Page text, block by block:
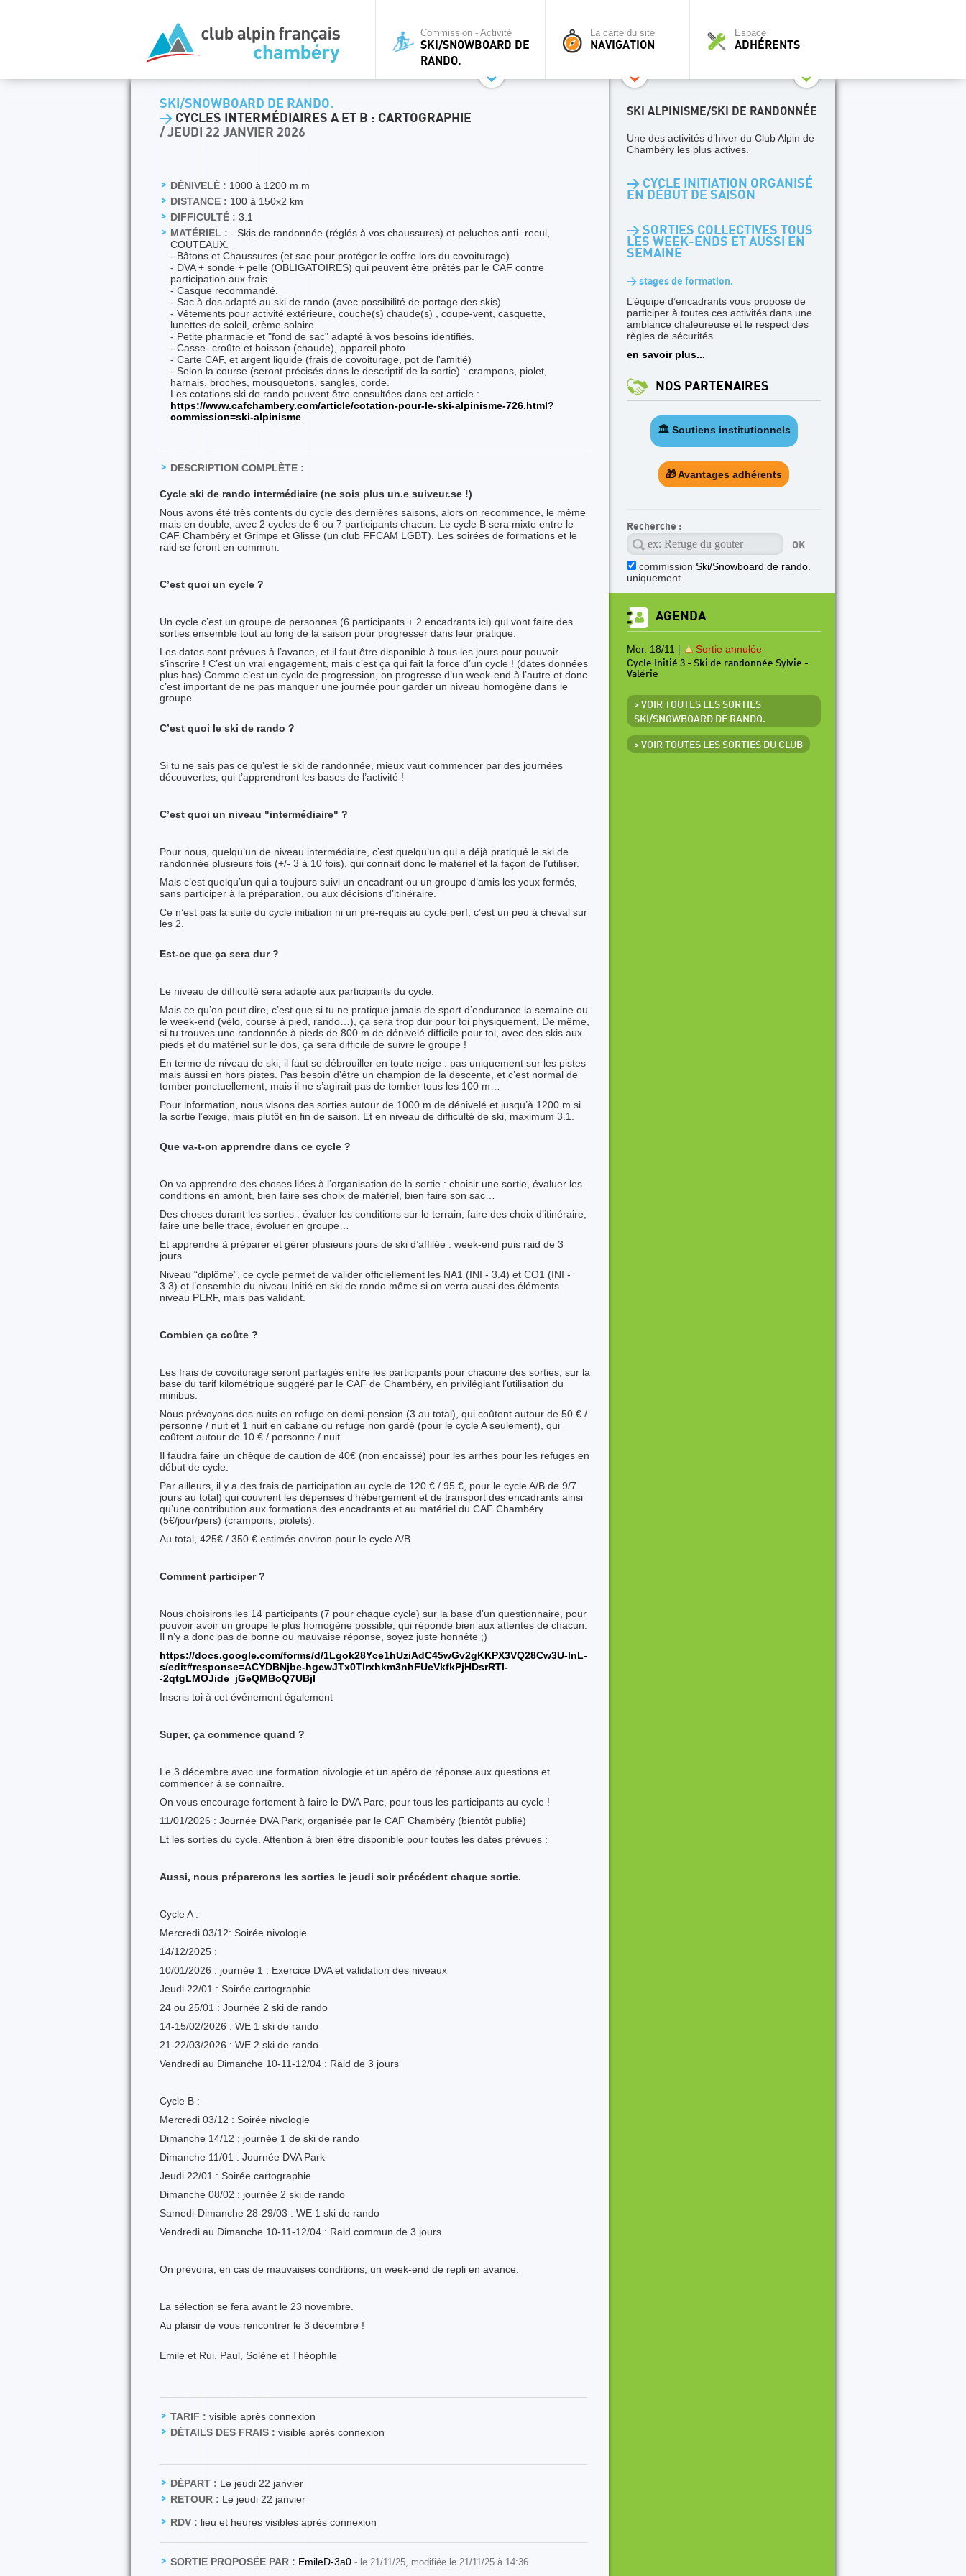
Commission - Activité
SKI/SNOWBOARD DE
RANDO.
La carte du site
NAVIGATION
Espace
ADHÉRENTS
SKI/SNOWBOARD DE RANDO.
> CYCLES INTERMÉDIAIRES A ET B : CARTOGRAPHIE
/ JEUDI 22 JANVIER 2026
DÉNIVELÉ : 1000 à 1200 m m
DISTANCE : 100 à 150x2 km
DIFFICULTÉ : 3.1
MATÉRIEL : - Skis de randonnée (réglés à vos chaussures) et peluches anti- recul,
COUTEAUX.
- Bâtons et Chaussures (et sac pour protéger le coffre lors du covoiturage).
- DVA + sonde + pelle (OBLIGATOIRES) qui peuvent être prêtés par le CAF contre
participation aux frais.
- Casque recommandé.
- Sac à dos adapté au ski de rando (avec possibilité de portage des skis).
- Vêtements pour activité extérieure, couche(s) chaude(s) , coupe-vent, casquette,
lunettes de soleil, crème solaire.
- Petite pharmacie et "fond de sac" adapté à vos besoins identifiés.
- Casse- croûte et boisson (chaude), appareil photo.
- Carte CAF, et argent liquide (frais de covoiturage, pot de l'amitié)
- Selon la course (seront précisés dans le descriptif de la sortie) : crampons, piolet,
harnais, broches, mousquetons, sangles, corde.
Les cotations ski de rando peuvent être consultées dans cet article :
https://www.cafchambery.com/article/cotation-pour-le-ski-alpinisme-726.html?
commission=ski-alpinisme
DESCRIPTION COMPLÈTE :
Cycle ski de rando intermédiaire (ne sois plus un.e suiveur.se !)
Nous avons été très contents du cycle des dernières saisons, alors on recommence, le même
mais en double, avec 2 cycles de 6 ou 7 participants chacun. Le cycle B sera mixte entre le
CAF Chambéry et Grimpe et Glisse (un club FFCAM LGBT). Les soirées de formations et le
raid se feront en commun.
C’est quoi un cycle ?
Un cycle c’est un groupe de personnes (6 participants + 2 encadrants ici) qui vont faire des
sorties ensemble tout au long de la saison pour progresser dans leur pratique.
Les dates sont prévues à l’avance, et il faut être disponible à tous les jours pour pouvoir
s’inscrire ! C’est un vrai engagement, mais c’est ça qui fait la force d’un cycle ! (dates données
plus bas) Comme c’est un cycle de progression, on progresse d’un week-end à l’autre et donc
c’est important de ne pas manquer une journée pour garder un niveau homogène dans le
groupe.
C’est quoi le ski de rando ?
Si tu ne sais pas ce qu’est le ski de randonnée, mieux vaut commencer par des journées
découvertes, qui t’apprendront les bases de l’activité !
C’est quoi un niveau "intermédiaire" ?
Pour nous, quelqu’un de niveau intermédiaire, c’est quelqu’un qui a déjà pratiqué le ski de
randonnée plusieurs fois (+/- 3 à 10 fois), qui connaît donc le matériel et la façon de l’utiliser.
Mais c’est quelqu’un qui a toujours suivi un encadrant ou un groupe d’amis les yeux fermés,
sans participer à la préparation, ou aux décisions d’itinéraire.
Ce n’est pas la suite du cycle initiation ni un pré-requis au cycle perf, c’est un peu à cheval sur
les 2.
Est-ce que ça sera dur ?
Le niveau de difficulté sera adapté aux participants du cycle.
Mais ce qu’on peut dire, c’est que si tu ne pratique jamais de sport d’endurance la semaine ou
le week-end (vélo, course à pied, rando…), ça sera trop dur pour toi physiquement. De même,
si tu trouves une randonnée à pieds de 800 m de dénivelé difficile pour toi, avec des skis aux
pieds et du matériel sur le dos, ça sera difficile de suivre le groupe !
En terme de niveau de ski, il faut se débrouiller en toute neige : pas uniquement sur les pistes
mais aussi en hors pistes. Pas besoin d’être un champion de la descente, et c’est normal de
tomber ponctuellement, mais il ne s’agirait pas de tomber tous les 100 m…
Pour information, nous visons des sorties autour de 1000 m de dénivelé et jusqu’à 1200 m si
la sortie l’exige, mais plutôt en fin de saison. Et en niveau de difficulté de ski, maximum 3.1.
Que va-t-on apprendre dans ce cycle ?
On va apprendre des choses liées à l’organisation de la sortie : choisir une sortie, évaluer les
conditions en amont, bien faire ses choix de matériel, bien faire son sac…
Des choses durant les sorties : évaluer les conditions sur le terrain, faire des choix d’itinéraire,
faire une belle trace, évoluer en groupe…
Et apprendre à préparer et gérer plusieurs jours de ski d’affilée : week-end puis raid de 3
jours.
Niveau “diplôme”, ce cycle permet de valider officiellement les NA1 (INI - 3.4) et CO1 (INI -
3.3) et l’ensemble du niveau Initié en ski de rando même si on verra aussi des éléments
niveau PERF, mais pas validant.
Combien ça coûte ?
Les frais de covoiturage seront partagés entre les participants pour chacune des sorties, sur la
base du tarif kilométrique suggéré par le CAF de Chambéry, en privilégiant l’utilisation du
minibus.
Nous prévoyons des nuits en refuge en demi-pension (3 au total), qui coûtent autour de 50 € /
personne / nuit et 1 nuit en cabane ou refuge non gardé (pour le cycle A seulement), qui
coûtent autour de 10 € / personne / nuit.
Il faudra faire un chèque de caution de 40€ (non encaissé) pour les arrhes pour les refuges en
début de cycle.
Par ailleurs, il y a des frais de participation au cycle de 120 € / 95 €, pour le cycle A/B de 9/7
jours au total) qui couvrent les dépenses d’hébergement et de transport des encadrants ainsi
qu’une contribution aux formations des encadrants et au matériel du CAF Chambéry
(5€/jour/pers) (crampons, piolets).
Au total, 425€ / 350 € estimés environ pour le cycle A/B.
Comment participer ?
Nous choisirons les 14 participants (7 pour chaque cycle) sur la base d’un questionnaire, pour
pouvoir avoir un groupe le plus homogène possible, qui réponde bien aux attentes de chacun.
Il n’y a donc pas de bonne ou mauvaise réponse, soyez juste honnête ;)
https://docs.google.com/forms/d/1Lgok28Yce1hUziAdC45wGv2gKKPX3VQ28Cw3U-lnL-
s/edit#response=ACYDBNjbe-hgewJTx0Tlrxhkm3nhFUeVkfkPjHDsrRTl-
-2qtgLMOJide_jGeQMBoQ7UBjI
Inscris toi à cet événement également
Super, ça commence quand ?
Le 3 décembre avec une formation nivologie et un apéro de réponse aux questions et
commencer à se connaître.
On vous encourage fortement à faire le DVA Parc, pour tous les participants au cycle !
11/01/2026 : Journée DVA Park, organisée par le CAF Chambéry (bientôt publié)
Et les sorties du cycle. Attention à bien être disponible pour toutes les dates prévues :
Aussi, nous préparerons les sorties le jeudi soir précédent chaque sortie.
Cycle A :
Mercredi 03/12: Soirée nivologie
14/12/2025 :
10/01/2026 : journée 1 : Exercice DVA et validation des niveaux
Jeudi 22/01 : Soirée cartographie
24 ou 25/01 : Journée 2 ski de rando
14-15/02/2026 : WE 1 ski de rando
21-22/03/2026 : WE 2 ski de rando
Vendredi au Dimanche 10-11-12/04 : Raid de 3 jours
Cycle B :
Mercredi 03/12 : Soirée nivologie
Dimanche 14/12 : journée 1 de ski de rando
Dimanche 11/01 : Journée DVA Park
Jeudi 22/01 : Soirée cartographie
Dimanche 08/02 : journée 2 ski de rando
Samedi-Dimanche 28-29/03 : WE 1 ski de rando
Vendredi au Dimanche 10-11-12/04 : Raid commun de 3 jours
On prévoira, en cas de mauvaises conditions, un week-end de repli en avance.
La sélection se fera avant le 23 novembre.
Au plaisir de vous rencontrer le 3 décembre !
Emile et Rui, Paul, Solène et Théophile
TARIF : visible après connexion
DÉTAILS DES FRAIS : visible après connexion
DÉPART : Le jeudi 22 janvier
RETOUR : Le jeudi 22 janvier
RDV : lieu et heures visibles après connexion
SORTIE PROPOSÉE PAR : EmileD-3a0 - le 21/11/25, modifiée le 21/11/25 à 14:36
SKI ALPINISME/SKI DE RANDONNÉE
Une des activités d’hiver du Club Alpin de
Chambéry les plus actives.
> CYCLE INITIATION ORGANISÉ
EN DÉBUT DE SAISON
> SORTIES COLLECTIVES TOUS
LES WEEK-ENDS ET AUSSI EN
SEMAINE
> stages de formation.
L’équipe d’encadrants vous propose de
participer à toutes ces activités dans une
ambiance chaleureuse et le respect des
règles de sécurités.
en savoir plus...
NOS PARTENAIRES
🏛️ Soutiens institutionnels
🎁 Avantages adhérents
Recherche :
commission Ski/Snowboard de rando.
uniquement
AGENDA
Mer. 18/11 | Sortie annulée
Cycle Initié 3 - Ski de randonnée Sylvie -
Valérie
> VOIR TOUTES LES SORTIES
SKI/SNOWBOARD DE RANDO.
> VOIR TOUTES LES SORTIES DU CLUB